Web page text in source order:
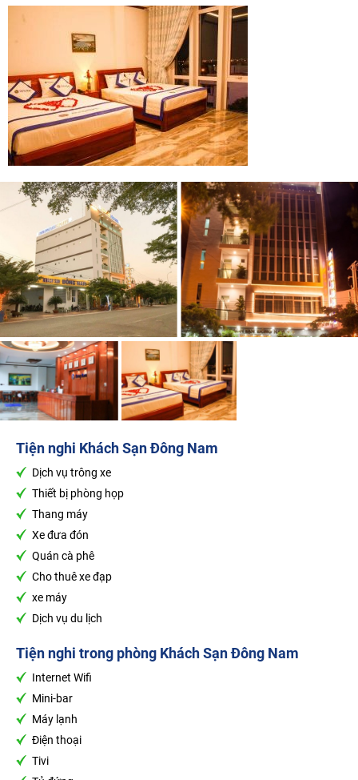
Tiện nghi Khách Sạn Đông Nam
Dịch vụ trông xe
Thiết bị phòng họp
Thang máy
Xe đưa đón
Quán cà phê
Cho thuê xe đạp
xe máy
Dịch vụ du lịch
Tiện nghi trong phòng Khách Sạn Đông Nam
Internet Wifi
Mini-bar
Máy lạnh
Điện thoại
Tivi